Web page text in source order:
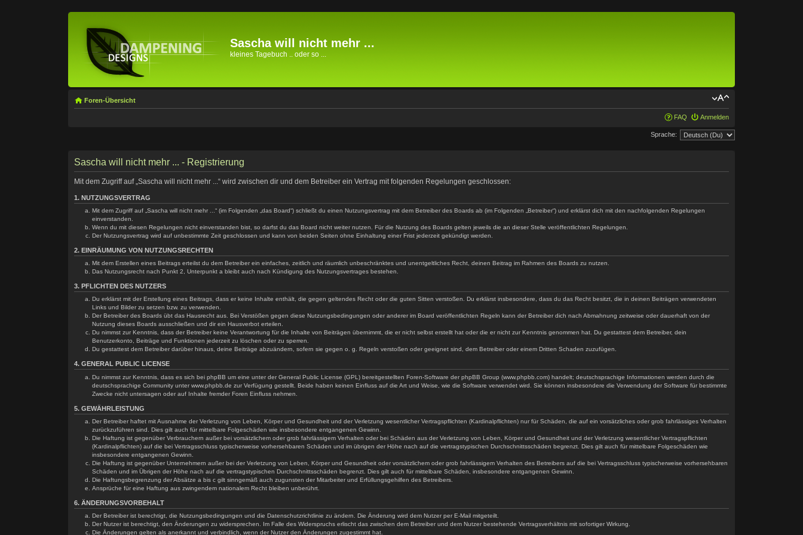
Sascha will nicht mehr ...
kleines Tagebuch .. oder so ...
Foren-Übersicht
FAQ Anmelden
Sprache:
Sascha will nicht mehr ... - Registrierung
Mit dem Zugriff auf „Sascha will nicht mehr ...“ wird zwischen dir und dem Betreiber ein Vertrag mit folgenden Regelungen geschlossen:
1. NUTZUNGSVERTRAG
Mit dem Zugriff auf „Sascha will nicht mehr ...“ (im Folgenden „das Board“) schließt du einen Nutzungsvertrag mit dem Betreiber des Boards ab (im Folgenden „Betreiber“) und erklärst dich mit den nachfolgenden Regelungen
einverstanden.
Wenn du mit diesen Regelungen nicht einverstanden bist, so darfst du das Board nicht weiter nutzen. Für die Nutzung des Boards gelten jeweils die an dieser Stelle veröffentlichten Regelungen.
Der Nutzungsvertrag wird auf unbestimmte Zeit geschlossen und kann von beiden Seiten ohne Einhaltung einer Frist jederzeit gekündigt werden.
2. EINRÄUMUNG VON NUTZUNGSRECHTEN
Mit dem Erstellen eines Beitrags erteilst du dem Betreiber ein einfaches, zeitlich und räumlich unbeschränktes und unentgeltliches Recht, deinen Beitrag im Rahmen des Boards zu nutzen.
Das Nutzungsrecht nach Punkt 2, Unterpunkt a bleibt auch nach Kündigung des Nutzungsvertrages bestehen.
3. PFLICHTEN DES NUTZERS
Du erklärst mit der Erstellung eines Beitrags, dass er keine Inhalte enthält, die gegen geltendes Recht oder die guten Sitten verstoßen. Du erklärst insbesondere, dass du das Recht besitzt, die in deinen Beiträgen verwendeten
Links und Bilder zu setzen bzw. zu verwenden.
Der Betreiber des Boards übt das Hausrecht aus. Bei Verstößen gegen diese Nutzungsbedingungen oder anderer im Board veröffentlichten Regeln kann der Betreiber dich nach Abmahnung zeitweise oder dauerhaft von der
Nutzung dieses Boards ausschließen und dir ein Hausverbot erteilen.
Du nimmst zur Kenntnis, dass der Betreiber keine Verantwortung für die Inhalte von Beiträgen übernimmt, die er nicht selbst erstellt hat oder die er nicht zur Kenntnis genommen hat. Du gestattest dem Betreiber, dein
Benutzerkonto, Beiträge und Funktionen jederzeit zu löschen oder zu sperren.
Du gestattest dem Betreiber darüber hinaus, deine Beiträge abzuändern, sofern sie gegen o. g. Regeln verstoßen oder geeignet sind, dem Betreiber oder einem Dritten Schaden zuzufügen.
4. GENERAL PUBLIC LICENSE
Du nimmst zur Kenntnis, dass es sich bei phpBB um eine unter der General Public License (GPL) bereitgestellten Foren-Software der phpBB Group (www.phpbb.com) handelt; deutschsprachige Informationen werden durch die
deutschsprachige Community unter www.phpbb.de zur Verfügung gestellt. Beide haben keinen Einfluss auf die Art und Weise, wie die Software verwendet wird. Sie können insbesondere die Verwendung der Software für bestimmte
Zwecke nicht untersagen oder auf Inhalte fremder Foren Einfluss nehmen.
5. GEWÄHRLEISTUNG
Der Betreiber haftet mit Ausnahme der Verletzung von Leben, Körper und Gesundheit und der Verletzung wesentlicher Vertragspflichten (Kardinalpflichten) nur für Schäden, die auf ein vorsätzliches oder grob fahrlässiges Verhalten
zurückzuführen sind. Dies gilt auch für mittelbare Folgeschäden wie insbesondere entgangenen Gewinn.
Die Haftung ist gegenüber Verbrauchern außer bei vorsätzlichem oder grob fahrlässigem Verhalten oder bei Schäden aus der Verletzung von Leben, Körper und Gesundheit und der Verletzung wesentlicher Vertragspflichten
(Kardinalpflichten) auf die bei Vertragsschluss typischerweise vorhersehbaren Schäden und im übrigen der Höhe nach auf die vertragstypischen Durchschnittsschäden begrenzt. Dies gilt auch für mittelbare Folgeschäden wie
insbesondere entgangenen Gewinn.
Die Haftung ist gegenüber Unternehmern außer bei der Verletzung von Leben, Körper und Gesundheit oder vorsätzlichem oder grob fahrlässigem Verhalten des Betreibers auf die bei Vertragsschluss typischerweise vorhersehbaren
Schäden und im Übrigen der Höhe nach auf die vertragstypischen Durchschnittsschäden begrenzt. Dies gilt auch für mittelbare Schäden, insbesondere entgangenen Gewinn.
Die Haftungsbegrenzung der Absätze a bis c gilt sinngemäß auch zugunsten der Mitarbeiter und Erfüllungsgehilfen des Betreibers.
Ansprüche für eine Haftung aus zwingendem nationalem Recht bleiben unberührt.
6. ÄNDERUNGSVORBEHALT
Der Betreiber ist berechtigt, die Nutzungsbedingungen und die Datenschutzrichtlinie zu ändern. Die Änderung wird dem Nutzer per E-Mail mitgeteilt.
Der Nutzer ist berechtigt, den Änderungen zu widersprechen. Im Falle des Widerspruchs erlischt das zwischen dem Betreiber und dem Nutzer bestehende Vertragsverhältnis mit sofortiger Wirkung.
Die Änderungen gelten als anerkannt und verbindlich, wenn der Nutzer den Änderungen zugestimmt hat.